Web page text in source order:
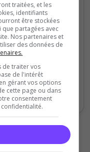
Mai Juil
traitées, et les
identifiants
être stockées
que partagées avec
Nos partenaires et
des données de
de traiter vos
de l'intérêt
gérant vos options
cette page ou dans
consentement